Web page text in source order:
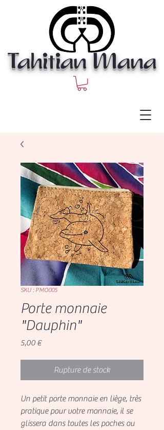
Tahitian Mana
SKU : PMO005
Porte monnaie
"Dauphin"
5,00 €Prix
Rupture de stock
Un petit porte monnaie en liège, très
pratique pour votre monnaie, il se
glissera dans toutes les poches ou